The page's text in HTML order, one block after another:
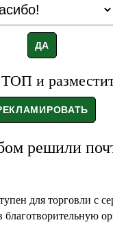
и
решили
для торговли с
благотворительную